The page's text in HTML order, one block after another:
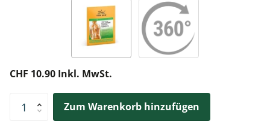
CHF 10.90 Inkl. MwSt.
Zum Warenkorb hinzufügen